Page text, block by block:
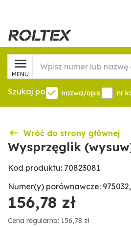
MENU
Szukaj po nazwa/opis nr
Wróć do strony głównej
Wysprzęglik
Kod produktu: 70823081
Numer(y) porównawcze:
156,78 zł
Cena regularna: 156,78 zł